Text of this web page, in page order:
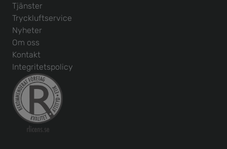
Tjänster
Tryckluftservice
Nyheter
Om oss
Kontakt
Integritetspolicy